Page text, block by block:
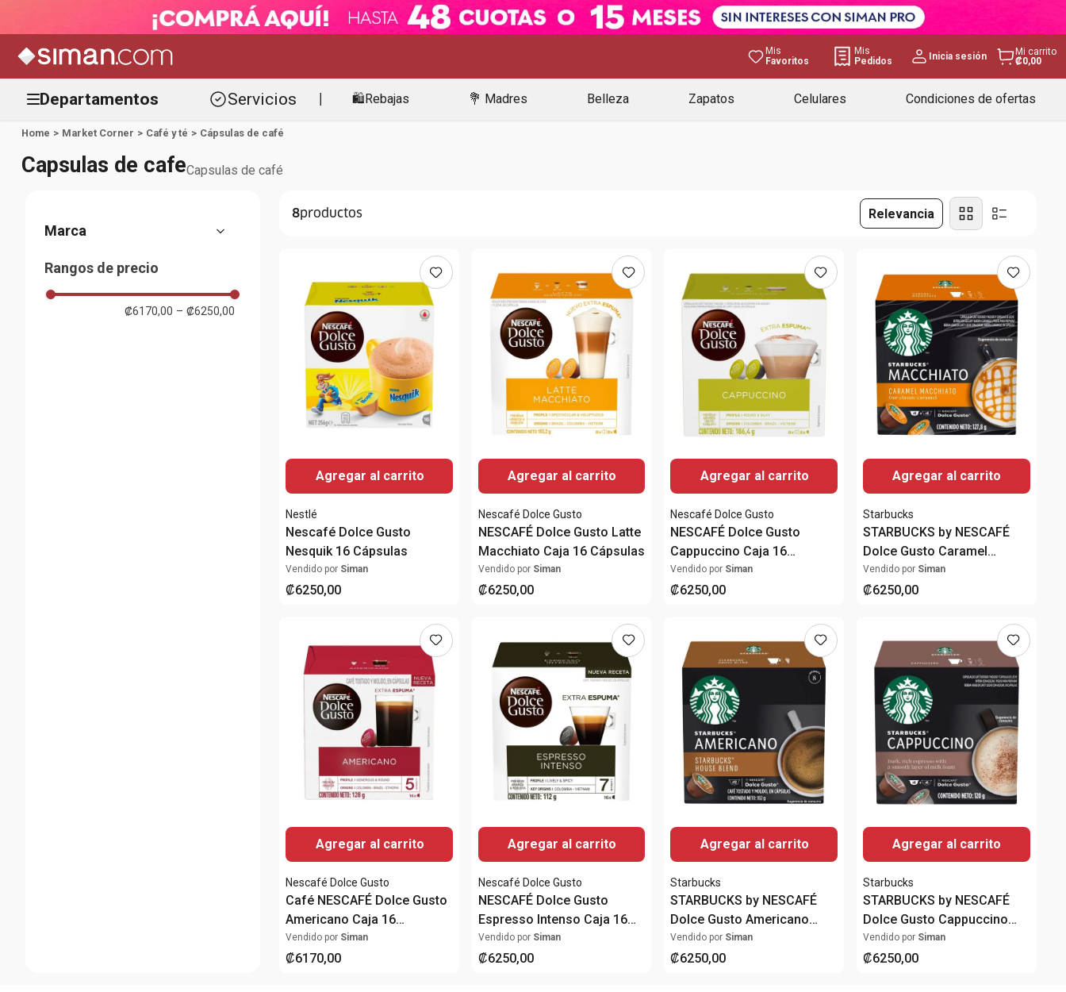
Mis
Favoritos
Mis
Pedidos
Inicia sesión
Mi carrito
₡0,00
Departamentos Servicios 🛍️Rebajas 💐 Madres Belleza Zapatos Celulares Condiciones de ofertas
Market Corner Café y té Cápsulas de café
Capsulas de cafeCapsulas de café
Starbucks
Nestlé
Rangos de precio
₡6170,00 – ₡6250,00
8 Relevancia
Agregar al carrito
Nestlé
Nescafé Dolce Gusto
Nesquik 16 Cápsulas
Vendido por Siman
₡6250,00
Agregar al carrito
Nescafé Dolce Gusto
NESCAFÉ Dolce Gusto Latte
Macchiato Caja 16 Cápsulas
Vendido por Siman
₡6250,00
Agregar al carrito
Nescafé Dolce Gusto
NESCAFÉ Dolce Gusto
Cappuccino Caja 16
Cápsulas
Vendido por Siman
₡6250,00
Agregar al carrito
Starbucks
STARBUCKS by NESCAFÉ
Dolce Gusto Caramel
Macchiato Caja 12 Cápsulas
Vendido por Siman
₡6250,00
Agregar al carrito
Nescafé Dolce Gusto
Café NESCAFÉ Dolce Gusto
Americano Caja 16
Cápsulas 136g
Vendido por Siman
₡6170,00
Agregar al carrito
Nescafé Dolce Gusto
NESCAFÉ Dolce Gusto
Espresso Intenso Caja 16
Cápsulas
Vendido por Siman
₡6250,00
Agregar al carrito
Starbucks
STARBUCKS by NESCAFÉ
Dolce Gusto Americano
House Blend Caja 12
Cápsulas
Vendido por Siman
₡6250,00
Agregar al carrito
Starbucks
STARBUCKS by NESCAFÉ
Dolce Gusto Cappuccino
Caja 12 Cápsulas
Vendido por Siman
₡6250,00